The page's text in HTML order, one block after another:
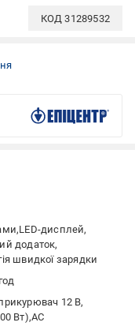
КОД31289532
LED-дисплей
додаток
швидкої зарядки
12 В
Вт) AC